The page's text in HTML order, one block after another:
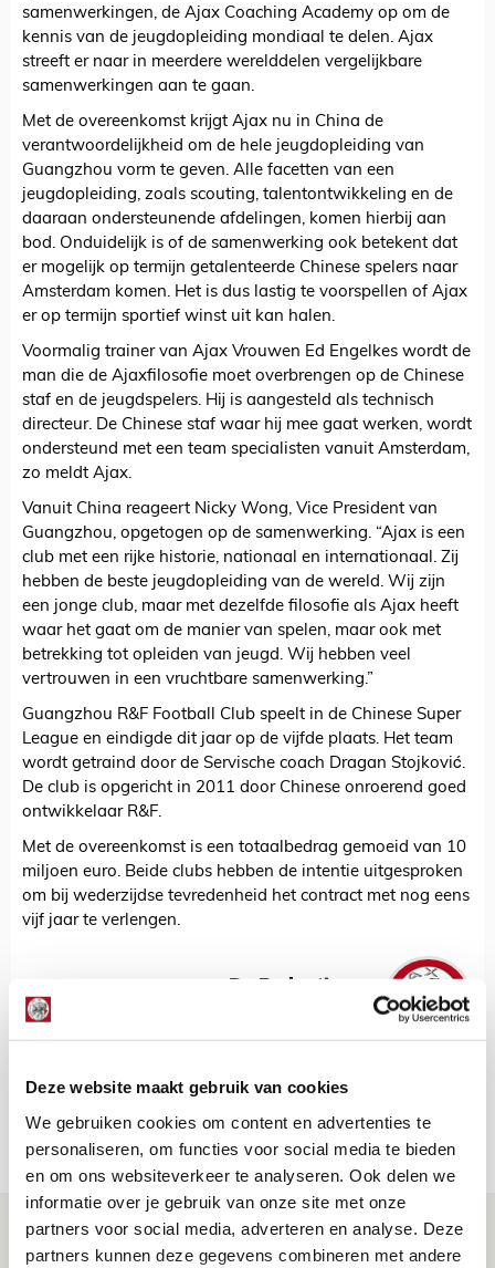
Deze website maakt gebruik van cookies
We gebruiken cookies om content en advertenties te
personaliseren, om functies voor social media te bieden
en om ons websiteverkeer te analyseren. Ook delen we
informatie over je gebruik van onze site met onze
partners voor social media, adverteren en analyse. Deze
partners kunnen deze gegevens combineren met andere
samenwerkingen, de Ajax Coaching Academy op om de
kennis van de jeugdopleiding mondiaal te delen. Ajax
streeft er naar in meerdere werelddelen vergelijkbare
samenwerkingen aan te gaan.
Met de overeenkomst krijgt Ajax nu in China de
verantwoordelijkheid om de hele jeugdopleiding van
Guangzhou vorm te geven. Alle facetten van een
jeugdopleiding, zoals scouting, talentontwikkeling en de
daaraan ondersteunende afdelingen, komen hierbij aan
bod. Onduidelijk is of de samenwerking ook betekent dat
er mogelijk op termijn getalenteerde Chinese spelers naar
Amsterdam komen. Het is dus lastig te voorspellen of Ajax
er op termijn sportief winst uit kan halen.
Voormalig trainer van Ajax Vrouwen Ed Engelkes wordt de
man die de Ajaxfilosofie moet overbrengen op de Chinese
staf en de jeugdspelers. Hij is aangesteld als technisch
directeur. De Chinese staf waar hij mee gaat werken, wordt
ondersteund met een team specialisten vanuit Amsterdam,
zo meldt Ajax.
Vanuit China reageert Nicky Wong, Vice President van
Guangzhou, opgetogen op de samenwerking. “Ajax is een
club met een rijke historie, nationaal en internationaal. Zij
hebben de beste jeugdopleiding van de wereld. Wij zijn
een jonge club, maar met dezelfde filosofie als Ajax heeft
waar het gaat om de manier van spelen, maar ook met
betrekking tot opleiden van jeugd. Wij hebben veel
vertrouwen in een vruchtbare samenwerking.”
Guangzhou R&F Football Club speelt in de Chinese Super
League en eindigde dit jaar op de vijfde plaats. Het team
wordt getraind door de Servische coach Dragan Stojković.
De club is opgericht in 2011 door Chinese onroerend goed
ontwikkelaar R&F.
Met de overeenkomst is een totaalbedrag gemoeid van 10
miljoen euro. Beide clubs hebben de intentie uitgesproken
om bij wederzijdse tevredenheid het contract met nog eens
vijf jaar te verlengen.
Net binnen //
Drie dingen die je moet weten over PEC
Zwolle - Ajax